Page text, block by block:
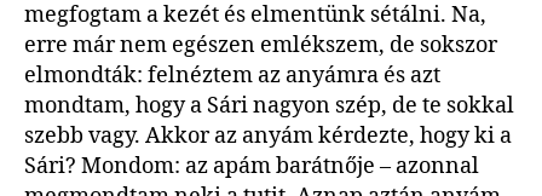
megfogtam a kezét és elmentünk sétálni. Na,
erre már nem egészen emlékszem, de sokszor
elmondták: felnéztem az anyámra és azt
mondtam, hogy a Sári nagyon szép, de te sokkal
szebb vagy. Akkor az anyám kérdezte, hogy ki a
Sári? Mondom: az apám barátnője – azonnal